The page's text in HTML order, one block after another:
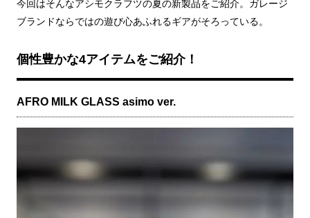
今回はそんなアシモクラフツの夏の新製品をご紹介。ガレージ
ブランドならではの遊び心あふれるギアがそろっている。
個性豊かな4アイテムをご紹介！
AFRO MILK GLASS asimo ver.